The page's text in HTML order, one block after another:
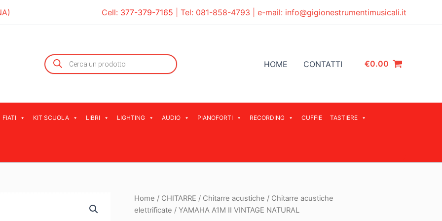
Cell: 377-379-7165 | Tel: 081-858-4793 | e-mail: info@gigionestrumentimusicali.it
Products
search
HOME CONTATTI €0.00
FIATI KIT SCUOLA LIBRI LIGHTING AUDIO PIANOFORTI RECORDING CUFFIE TASTIERE
Home / CHITARRE / Chitarre acustiche / Chitarre acustiche
elettrificate / YAMAHA A1M II VINTAGE NATURAL